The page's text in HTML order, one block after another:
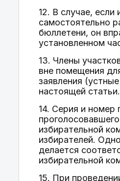
12. В случае,
самостоятельно
бюллетени, он
установленном
13. Члены
вне помещения
заявления
настоящей статьи.
14. Серия и номер
избирательной
избирателей.
делается
избирательной
15. При